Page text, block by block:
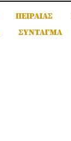
ΠΕΙΡΑΙΑΣ
ΣΥΝΤΑΓΜΑ